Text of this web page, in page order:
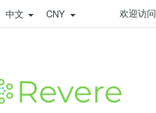
中文 CNY 欢迎访问